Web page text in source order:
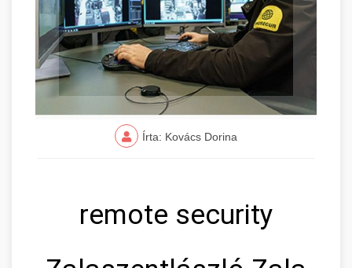
Írta: Kovács Dorina
remote security